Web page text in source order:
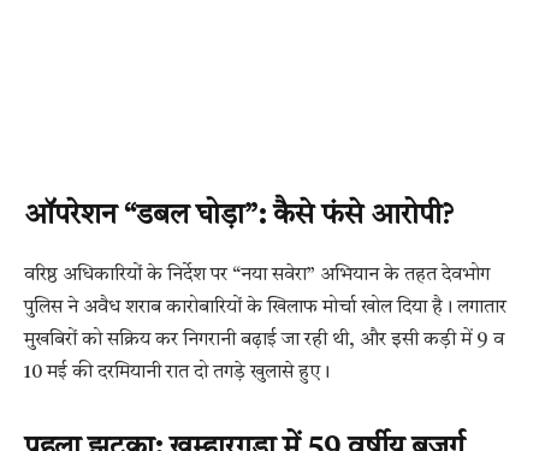
ऑपरेशन “डबल घोड़ा”: कैसे फंसे आरोपी?
वरिष्ठ अधिकारियों के निर्देश पर “नया सवेरा” अभियान के तहत देवभोग
पुलिस ने अवैध शराब कारोबारियों के खिलाफ मोर्चा खोल दिया है। लगातार
मुखबिरों को सक्रिय कर निगरानी बढ़ाई जा रही थी, और इसी कड़ी में 9 व
10 मई की दरमियानी रात दो तगड़े खुलासे हुए।